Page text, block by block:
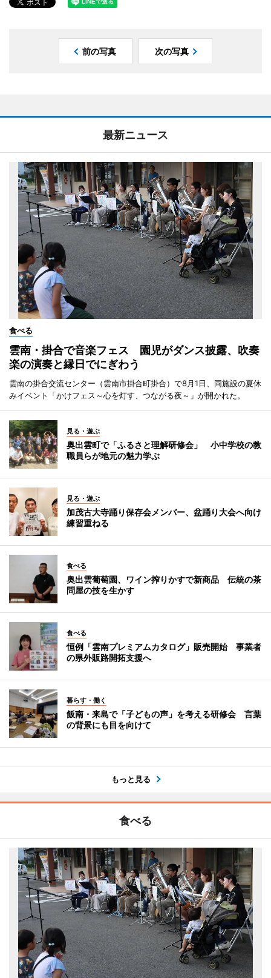
前の写真 次の写真
最新ニュース
食べる
雲南・掛合で音楽フェス 園児がダンス披露、吹奏
楽の演奏と縁日でにぎわう
雲南の掛合交流センター（雲南市掛合町掛合）で8月1日、同施設の夏休
みイベント「かけフェス～心を灯す、つながる夜～」が開かれた。
見る・遊ぶ
奥出雲町で「ふるさと理解研修会」 小中学校の教
職員らが地元の魅力学ぶ
見る・遊ぶ
加茂古大寺踊り保存会メンバー、盆踊り大会へ向け
練習重ねる
食べる
奥出雲葡萄園、ワイン搾りかすで新商品 伝統の茶
問屋の技を生かす
食べる
恒例「雲南プレミアムカタログ」販売開始 事業者
の県外販路開拓支援へ
暮らす・働く
飯南・来島で「子どもの声」を考える研修会 言葉
の背景にも目を向けて
もっと見る
食べる